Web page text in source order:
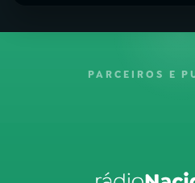
PARCEIROS E